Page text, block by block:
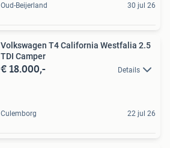
Oud-Beijerland 30 jul 26
Volkswagen T4 California Westfalia 2.5
TDI Camper
€ 18.000,- Details
Culemborg 22 jul 26